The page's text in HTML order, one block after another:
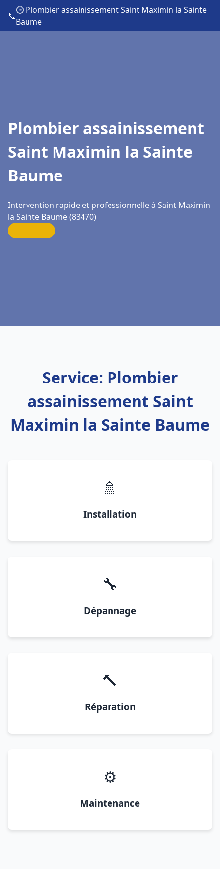
📞
🕒 Plombier assainissement Saint Maximin la Sainte
Baume
Plombier assainissement
Saint Maximin la Sainte
Baume
Intervention rapide et professionnelle à Saint Maximin
la Sainte Baume (83470)
Service: Plombier
assainissement Saint
Maximin la Sainte Baume
🚿
Installation
🔧
Dépannage
🔨
Réparation
⚙️
Maintenance